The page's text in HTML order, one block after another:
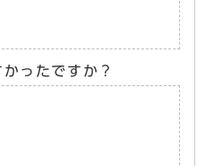
ったですか？